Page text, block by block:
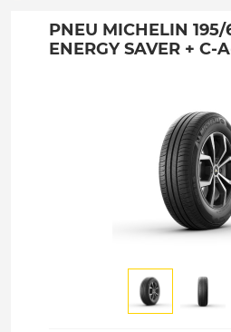
PNEU MICHELIN 195/
ENERGY SAVER + C-